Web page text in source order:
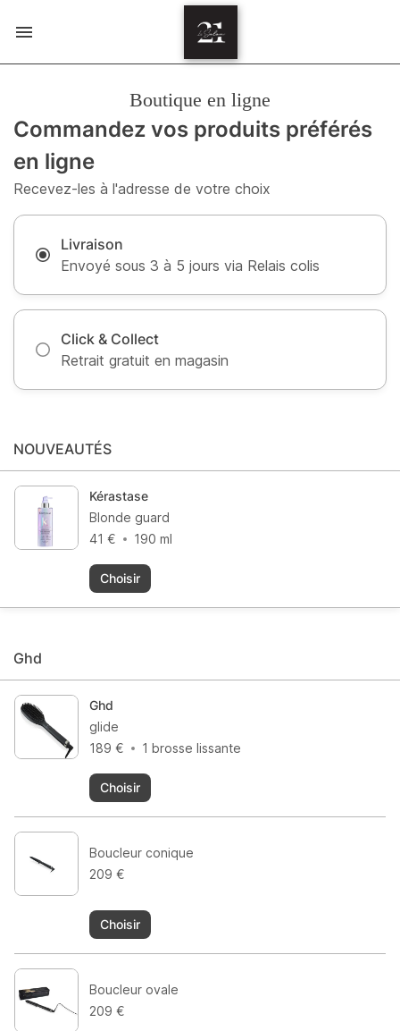
Boutique en ligne
Commandez vos produits préférés
en ligne
Recevez-les à l'adresse de votre choix
Livraison
Envoyé sous 3 à 5 jours via Relais colis
Click & Collect
Retrait gratuit en magasin
NOUVEAUTÉS
Kérastase
Blonde guard
41 €
190 ml
Choisir
Ghd
Ghd
glide
189 €
1 brosse lissante
Choisir
Boucleur conique
209 €
Choisir
Boucleur ovale
209 €